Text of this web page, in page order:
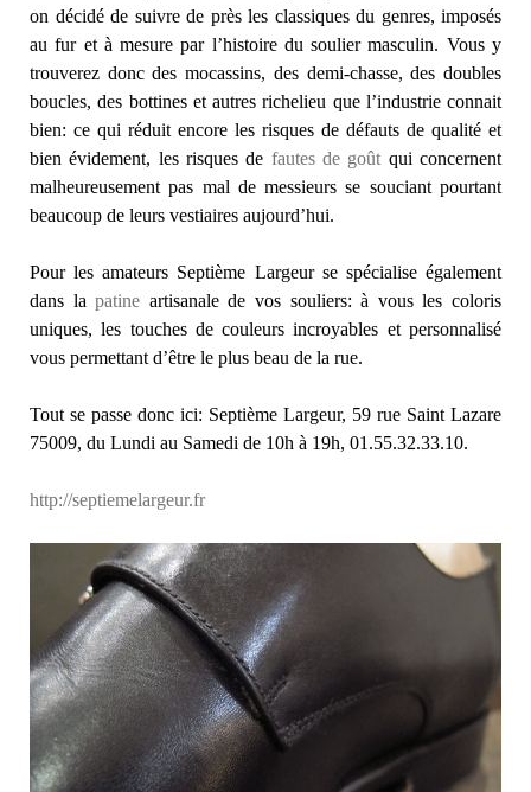
on décidé de suivre de près les classiques du genres, imposés
au fur et à mesure par l’histoire du soulier masculin. Vous y
trouverez donc des mocassins, des demi-chasse, des doubles
boucles, des bottines et autres richelieu que l’industrie connait
bien: ce qui réduit encore les risques de défauts de qualité et
bien évidement, les risques de fautes de goût qui concernent
malheureusement pas mal de messieurs se souciant pourtant
beaucoup de leurs vestiaires aujourd’hui.
Pour les amateurs Septième Largeur se spécialise également
dans lapatine artisanale de vos souliers: à vous les coloris
uniques, les touches de couleurs incroyables et personnalisé
vous permettant d’être le plus beau de la rue.
Tout se passe donc ici: Septième Largeur, 59 rue Saint Lazare
75009, du Lundi au Samedi de 10h à 19h, 01.55.32.33.10.
http://septiemelargeur.fr